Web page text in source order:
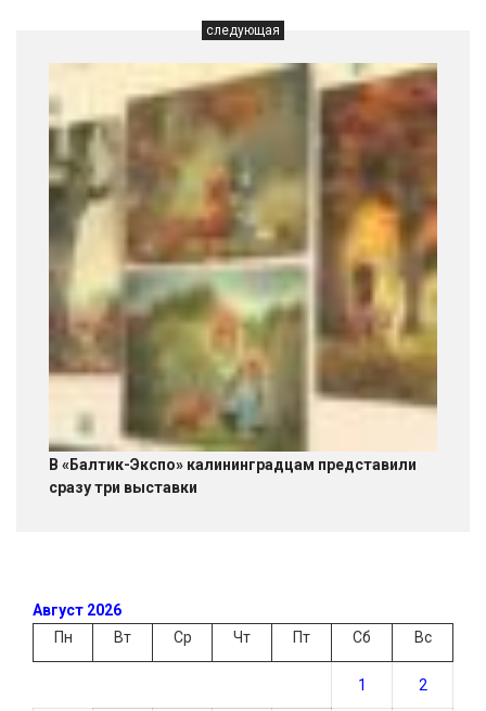
следующая
В «Балтик-Экспо» калининградцам представили
сразу три выставки
Август 2026
Пн
Вт Ср Чт Пт Сб Вс
1 2